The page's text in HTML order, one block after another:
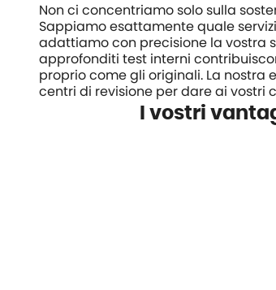
Non ci concentriamo solo sulla
Sappiamo esattamente quale
adattiamo con precisione la vostra
approfonditi test interni
proprio come gli originali. La nostra
centri di revisione per dare ai vostri
I vostri